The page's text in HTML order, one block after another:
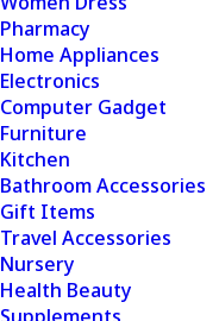
Pharmacy
Home Appliances
Electronics
Computer Gadget
Furniture
Kitchen
Bathroom Accessories
Gift Items
Travel Accessories
Nursery
Health Beauty